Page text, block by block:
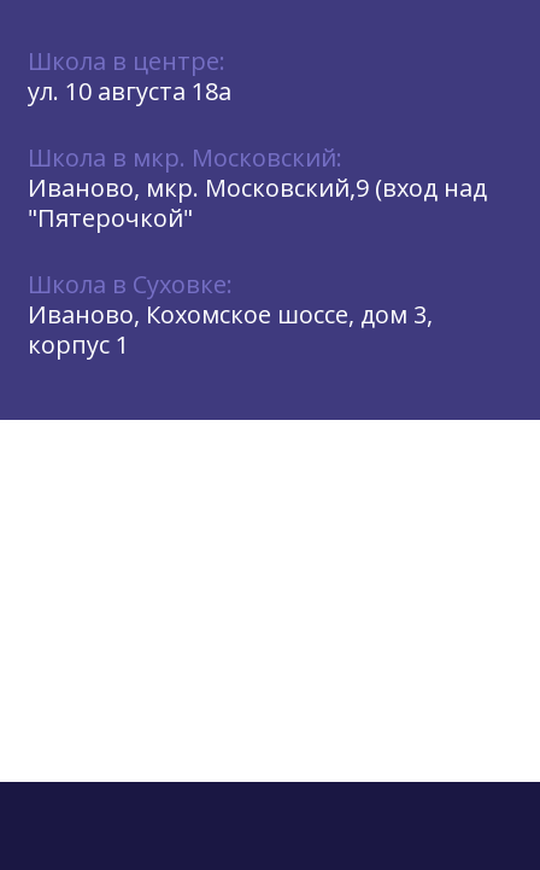
Школа в центре:
ул. 10 августа 18а
Школа в мкр. Московский:
Иваново, мкр. Московский,9 (вход над
"Пятерочкой"
Школа в Суховке:
Иваново, Кохомское шоссе, дом 3,
корпус 1